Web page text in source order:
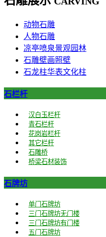
动物石雕
人物石雕
凉亭喷泉景观园林
石雕壁画照壁
石龙柱华表文化柱
石栏杆
汉白玉栏杆
青石栏杆
花岗岩栏杆
其它栏杆
石雕桥
桥梁石材装饰
石牌坊
单门石牌坊
三门石牌坊无门楼
三门石牌坊有门楼
五门石牌坊